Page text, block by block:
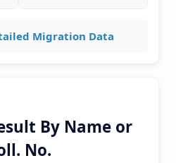
Migration Data
By Name or
No.